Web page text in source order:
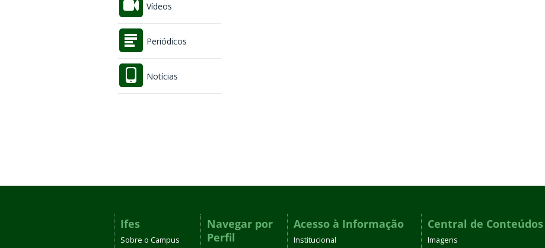
Vídeos
Periódicos
Notícias
Ifes
Sobre o Campus
Navegar por
Perfil
Acesso à Informação
Institucional
Central de Conteúdos
Imagens